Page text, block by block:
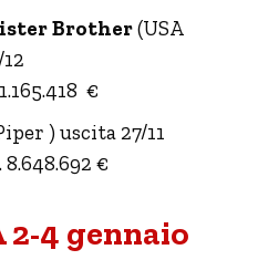
Brother(USA
€
) uscita 27/11
€
2-4 gennaio